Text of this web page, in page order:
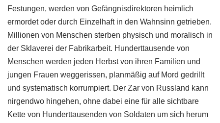
Festungen, werden von Gefängnisdirektoren heimlich
ermordet oder durch Einzelhaft in den Wahnsinn getrieben.
Millionen von Menschen sterben physisch und moralisch in
der Sklaverei der Fabrikarbeit. Hunderttausende von
Menschen werden jeden Herbst von ihren Familien und
jungen Frauen weggerissen, planmäßig auf Mord gedrillt
und systematisch korrumpiert. Der Zar von Russland kann
nirgendwo hingehen, ohne dabei eine für alle sichtbare
Kette von Hunderttausenden von Soldaten um sich herum